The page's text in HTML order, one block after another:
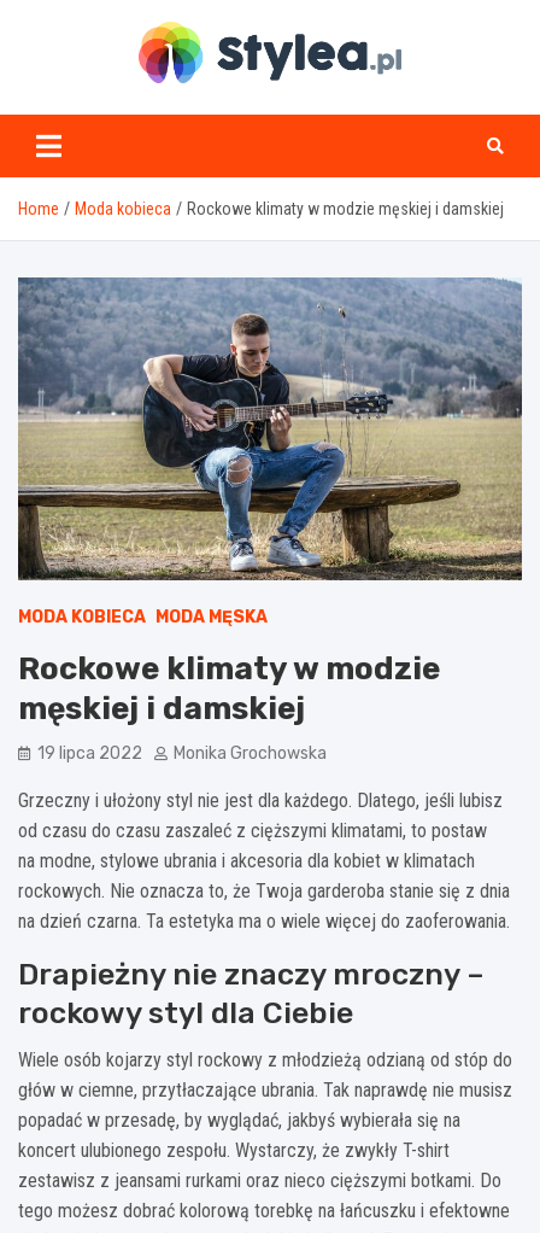
stylea.pl
Home Moda kobieca Rockowe klimaty w modzie męskiej i damskiej
MODA KOBIECA MODA MĘSKA
Rockowe klimaty w modzie
męskiej i damskiej
19 lipca 2022 Monika Grochowska
Grzeczny i ułożony styl nie jest dla każdego. Dlatego, jeśli lubisz
od czasu do czasu zaszaleć z cięższymi klimatami, to postaw
na modne, stylowe ubrania i akcesoria dla kobiet w klimatach
rockowych. Nie oznacza to, że Twoja garderoba stanie się z dnia
na dzień czarna. Ta estetyka ma o wiele więcej do zaoferowania.
Drapieżny nie znaczy mroczny –
rockowy styl dla Ciebie
Wiele osób kojarzy styl rockowy z młodzieżą odzianą od stóp do
głów w ciemne, przytłaczające ubrania. Tak naprawdę nie musisz
popadać w przesadę, by wyglądać, jakbyś wybierała się na
koncert ulubionego zespołu. Wystarczy, że zwykły T-shirt
zestawisz z jeansami rurkami oraz nieco cięższymi botkami. Do
tego możesz dobrać kolorową torebkę na łańcuszku i efektowne